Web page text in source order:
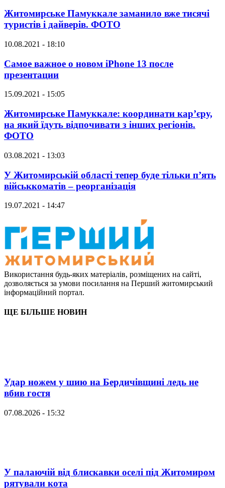
Житомирське Памуккале заманило вже тисячі
туристів і дайверів. ФОТО
10.08.2021 - 18:10
Самое важное о новом iPhone 13 после
презентации
15.09.2021 - 15:05
Житомирське Памуккале: координати кар’єру,
на який їдуть відпочивати з інших регіонів.
ФОТО
03.08.2021 - 13:03
У Житомирській області тепер буде тільки п’ять
військкоматів – реорганізація
19.07.2021 - 14:47
Використання будь-яких матеріалів, розміщених на сайті,
дозволяється за умови посилання на Перший житомирський
інформаційний портал.
ЩЕ БІЛЬШЕ НОВИН
Удар ножем у шию на Бердичівщині ледь не
вбив гостя
07.08.2026 - 15:32
У палаючій від блискавки оселі під Житомиром
рятували кота